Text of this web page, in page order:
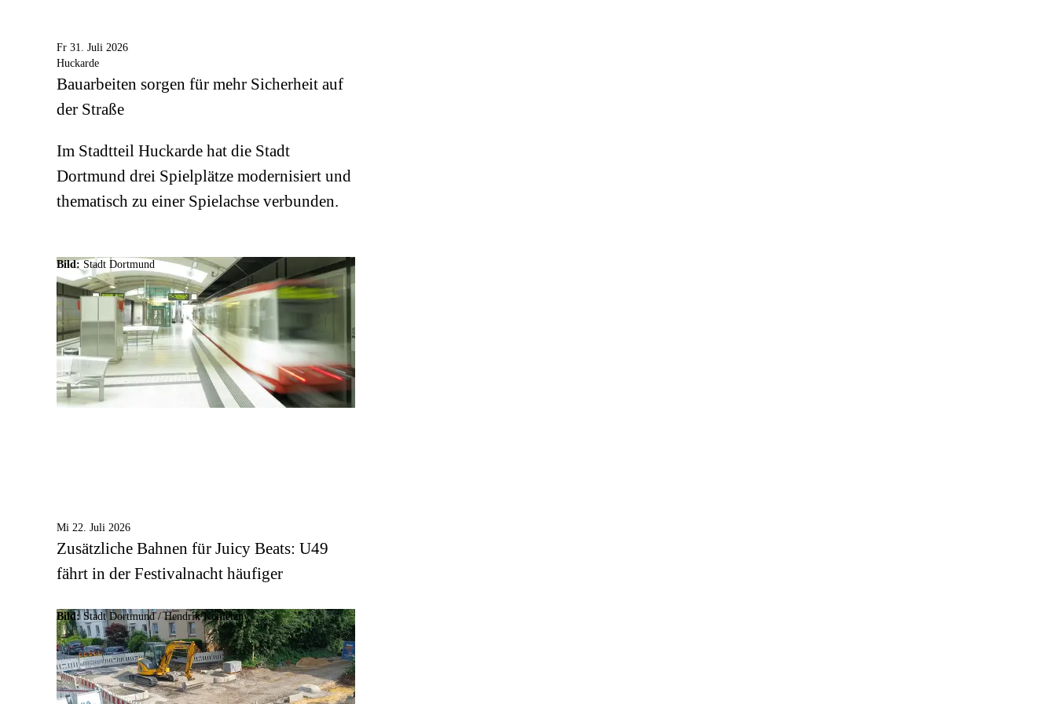
Fr 31. Juli 2026
Huckarde
Bauarbeiten sorgen für mehr Sicherheit auf
der Straße
Im Stadtteil Huckarde hat die Stadt
Dortmund drei Spielplätze modernisiert und
thematisch zu einer Spielachse verbunden.
Bild: Stadt Dortmund
Mi 22. Juli 2026
Zusätzliche Bahnen für Juicy Beats: U49
fährt in der Festivalnacht häufiger
Bild:Stadt Dortmund /Hendrik Konietzny